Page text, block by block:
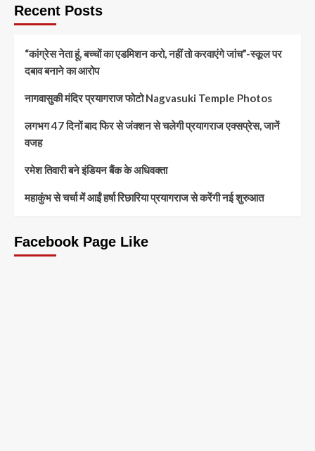
Recent Posts
“कांग्रेस नेता हूं, बच्चों का एडमिशन करो, नहीं तो करवाएंगे जांच”-स्कूल पर
दबाव बनाने का आरोप
नागवासुकी मंदिर प्रयागराज फोटो Nagvasuki Temple Photos
लगभग 47 दिनों बाद फिर से जंक्शन से चलेगी प्रयागराज एक्सप्रेस, जानें
वजह
रमेश तिवारी बने इंडियन बैंक के अधिवक्ता
महाकुंभ से चर्चा में आईं हर्षा रिछारिया प्रयागराज से करेंगी नई शुरुआत
Facebook Page Like